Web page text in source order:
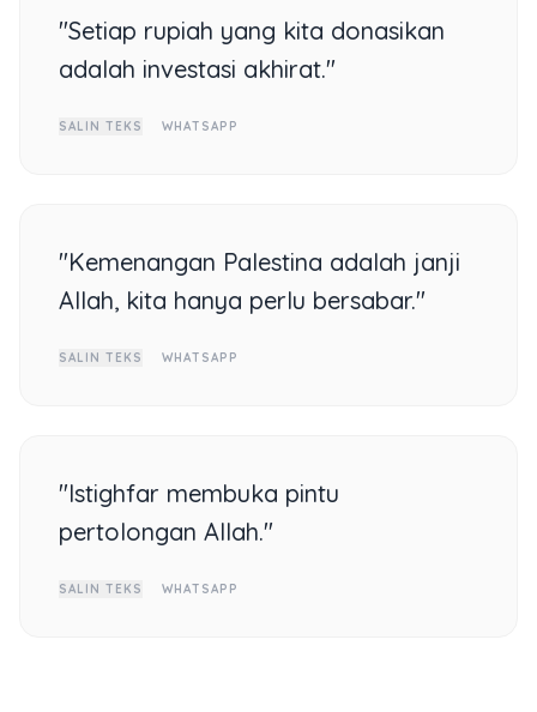
"Setiap rupiah yang kita donasikan
adalah investasi akhirat."
SALIN TEKS WHATSAPP
"Kemenangan Palestina adalah janji
Allah, kita hanya perlu bersabar."
SALIN TEKS WHATSAPP
"Istighfar membuka pintu
pertolongan Allah."
SALIN TEKS WHATSAPP